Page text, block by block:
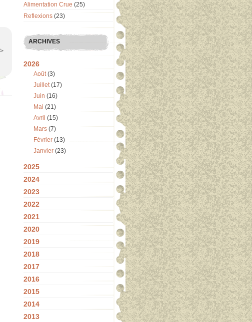
Alimentation Crue (25)
Reflexions (23)
ARCHIVES
2026
Août(3)
Juillet(17)
Juin (16)
Mai (21)
Avril (15)
Mars (7)
Février (13)
Janvier (23)
2025
2024
2023
2022
2021
2020
2019
2018
2017
2016
2015
2014
2013